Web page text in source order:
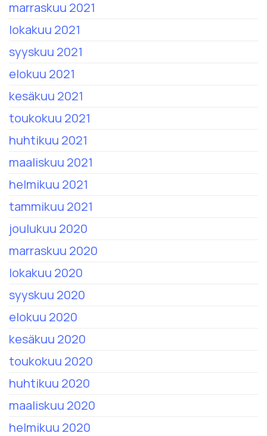
marraskuu 2021
lokakuu 2021
syyskuu 2021
elokuu 2021
kesäkuu 2021
toukokuu 2021
huhtikuu 2021
maaliskuu 2021
helmikuu 2021
tammikuu 2021
joulukuu 2020
marraskuu 2020
lokakuu 2020
syyskuu 2020
elokuu 2020
kesäkuu 2020
toukokuu 2020
huhtikuu 2020
maaliskuu 2020
helmikuu 2020